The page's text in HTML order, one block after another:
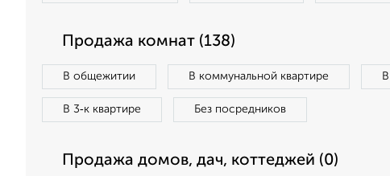
Продажа комнат (138)
В общежитии В коммунальной квартире
В 3‑к квартире Без посредников
Продажа домов, дач, коттеджей (0)